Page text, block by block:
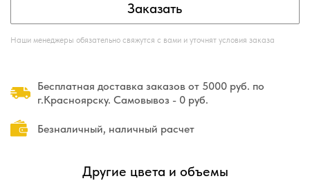
Заказать
Наши менеджеры обязательно свяжутся с вами и уточнят условия заказа
Бесплатная доставка заказов от 5000 руб. по
г.Красноярску. Самовывоз - 0 руб.
Безналичный, наличный расчет
Другие цвета и объемы